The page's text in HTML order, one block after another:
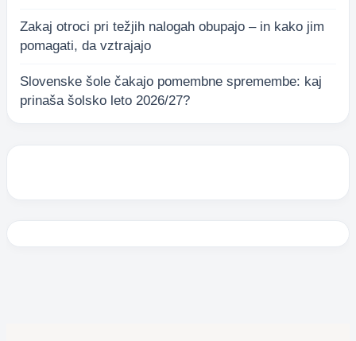
Zakaj otroci pri težjih nalogah obupajo – in kako jim
pomagati, da vztrajajo
Slovenske šole čakajo pomembne spremembe: kaj
prinaša šolsko leto 2026/27?